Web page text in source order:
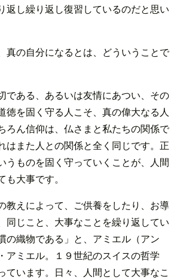
返し繰り返し復習しているのだと思い
真の自分になるとは、どういうことで
である、あるいは友情にあつい、その
徳を固く守る人こそ、真の偉大なる人
ろん信仰は、仏さまと私たちの関係で
はまた人との関係と全く同じです。正
うものを固く守っていくことが、人間
大事です。
教えによって、ご供養をしたり、お導
同じこと、大事なことを繰り返してい
の織物である」と、アミエル（アン
アミエル。１９世紀のスイスの哲学
ています。日々、人間として大事なこ